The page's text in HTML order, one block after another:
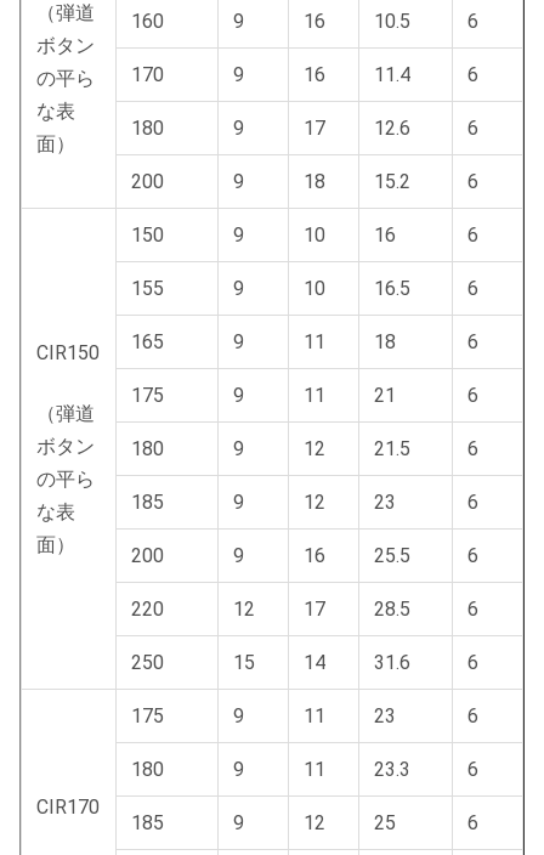
（弾道
ボタン
の平ら
な表
面）
160 9 16 10.5 6
170 9 16 11.4 6
180 9 17 12.6 6
200 9 18 15.2 6
CIR150
（弾道
ボタン
の平ら
な表
面）
150 9 10 16 6
155 9 10 16.5 6
165 9 11 18 6
175 9 11 21 6
180 9 12 21.5 6
185 9 12 23 6
200 9 16 25.5 6
220 12 17 28.5 6
250 15 14 31.6 6
CIR170
175 9 11 23 6
180 9 11 23.3 6
185 9 12 25 6